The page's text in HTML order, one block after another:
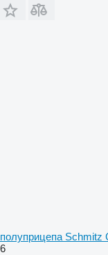
полуприцепа Schmitz
6